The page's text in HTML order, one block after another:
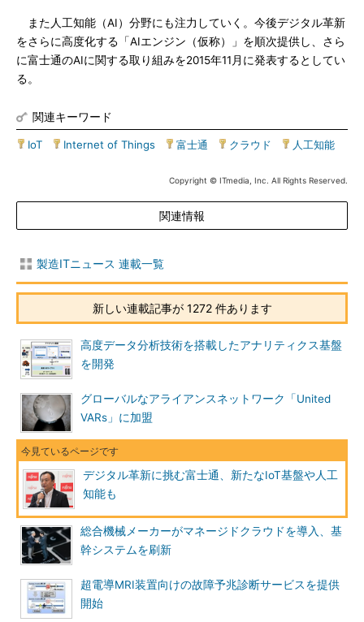
また人工知能（AI）分野にも注力していく。今後デジタル革新
をさらに高度化する「AIエンジン（仮称）」を順次提供し、さら
に富士通のAIに関する取り組みを2015年11月に発表するとしてい
る。
関連キーワード
IoT Internet of Things 富士通 クラウド 人工知能
Copyright © ITmedia, Inc. All Rights Reserved.
関連情報
製造ITニュース 連載一覧
新しい連載記事が 1272 件あります
高度データ分析技術を搭載したアナリティクス基盤
を開発
グローバルなアライアンスネットワーク「United
VARs」に加盟
デジタル革新に挑む富士通、新たなIoT基盤や人工
知能も
総合機械メーカーがマネージドクラウドを導入、基
幹システムを刷新
超電導MRI装置向けの故障予兆診断サービスを提供
開始